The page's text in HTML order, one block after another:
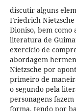
discutir alguns
Friedrich
Dioniso, bem como
literatura de
exercício de
abordagem
Nietzsche por
primeiro de
o segundo pela
personagens
forma, tendo por